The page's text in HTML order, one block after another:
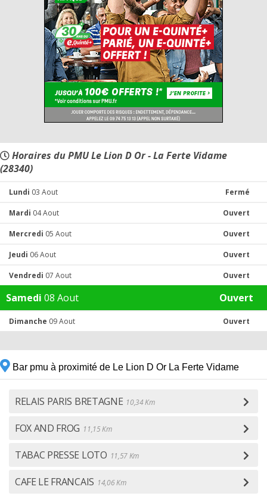
Horaires du PMU Le Lion D Or - La Ferte Vidame
(28340)
Lundi 03 Aout Fermé
Mardi 04 Aout Ouvert
Mercredi 05 Aout Ouvert
Jeudi 06 Aout Ouvert
Vendredi 07 Aout Ouvert
Samedi 08 Aout Ouvert
Dimanche 09 Aout Ouvert
Bar pmu à proximité de Le Lion D Or La Ferte Vidame
RELAIS PARIS BRETAGNE 10,34 Km
FOX AND FROG 11,15 Km
TABAC PRESSE LOTO 11,57 Km
CAFE LE FRANCAIS 14,06 Km